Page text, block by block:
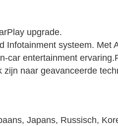
upgrade.
Infotainment systeem. Met
car entertainment
naar geavanceerde
Japans, Russisch,